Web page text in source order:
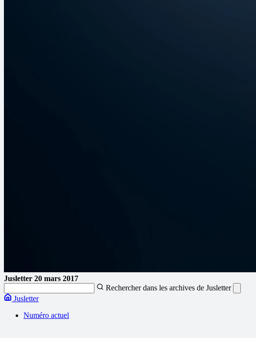
Jusletter 20 mars 2017
Rechercher dans les archives de Jusletter
Jusletter
Numéro actuel